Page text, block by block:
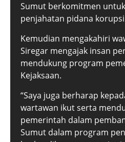
Sumut berkomitmen
penjahatan pidana
Kemudian mengakahiri
Siregar mengajak insan
mendukung program
Kejaksaan.
“Saya juga berharap
wartawan ikut serta
pemerintah dalam
Sumut dalam program